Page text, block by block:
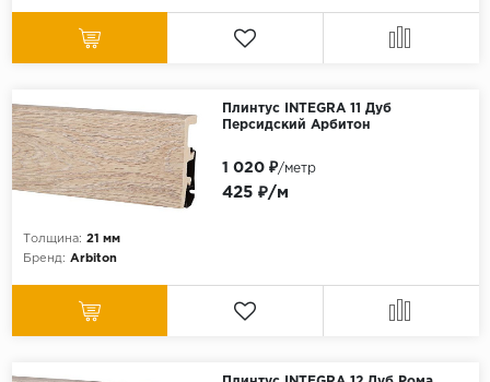
Плинтус INTEGRA 11 Дуб
Персидский Арбитон
Толщина: 21 мм
Бренд: Arbiton
425 ₽/м
1 020 ₽/метр